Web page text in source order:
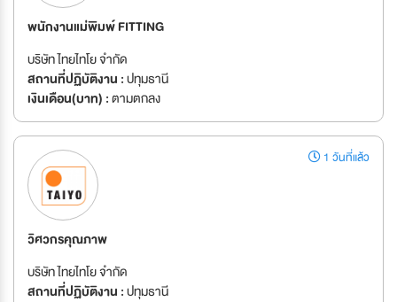
พนักงานแม่พิมพ์ FITTING
บริษัท ไทยไทโย จำกัด
สถานที่ปฏิบัติงาน :ปทุมธานี
เงินเดือน(บาท) :ตามตกลง
1 วันที่แล้ว
วิศวกรคุณภาพ
บริษัท ไทยไทโย จำกัด
สถานที่ปฏิบัติงาน :ปทุมธานี